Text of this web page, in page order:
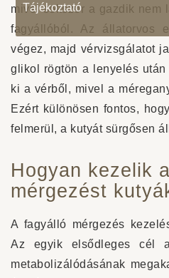
mivel sokszor a gazdik nem
fagyállóból. Az állatorvos
végez, majd vérvizsgálatot
glikol rögtön a lenyelés
ki a vérből, mivel a
Ezért különösen fontos,
felmerül, a kutyát sürgősen
Hogyan kezelik
mérgezést
A fagyálló mérgezés
Az egyik elsődleges cél
metabolizálódásának
Tájékoztató